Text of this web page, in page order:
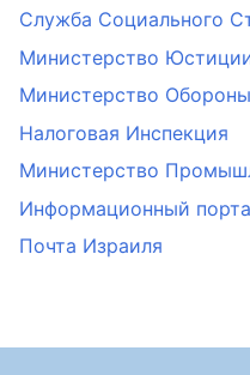
Служба Социального
Министерство
Министерство Обороны
Налоговая Инспекция
Министерство
Информационный
Почта Израиля